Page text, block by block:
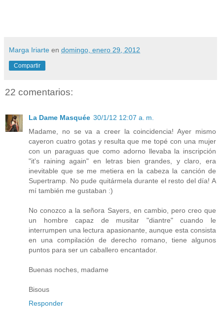
Marga Iriarte en domingo, enero 29, 2012
Compartir
22 comentarios:
La Dame Masquée 30/1/12 12:07 a. m.
Madame, no se va a creer la coincidencia! Ayer mismo
cayeron cuatro gotas y resulta que me topé con una mujer
con un paraguas que como adorno llevaba la inscripción
"it's raining again" en letras bien grandes, y claro, era
inevitable que se me metiera en la cabeza la canción de
Supertramp. No pude quitármela durante el resto del día! A
mí también me gustaban :)
No conozco a la señora Sayers, en cambio, pero creo que
un hombre capaz de musitar "diantre" cuando le
interrumpen una lectura apasionante, aunque esta consista
en una compilación de derecho romano, tiene algunos
puntos para ser un caballero encantador.
Buenas noches, madame
Bisous
Responder